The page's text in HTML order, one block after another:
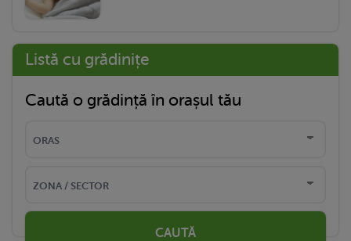
Listă cu grădinițe
Caută o grădință în orașul tău
CAUTĂ